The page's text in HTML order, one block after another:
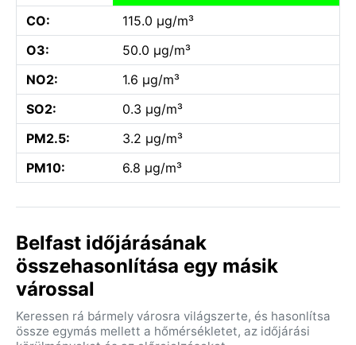
CO:
115.0 µg/m³
O3:
50.0 µg/m³
NO2:
1.6 µg/m³
SO2:
0.3 µg/m³
PM2.5:
3.2 µg/m³
PM10:
6.8 µg/m³
Belfast időjárásának
összehasonlítása egy másik
várossal
Keressen rá bármely városra világszerte, és hasonlítsa
össze egymás mellett a hőmérsékletet, az időjárási